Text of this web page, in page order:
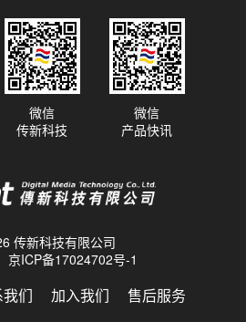
传新科技有限公司
京ICP备17024702号-1
们 加入我们 售后服务
微信
传新科技
微信
产品快讯